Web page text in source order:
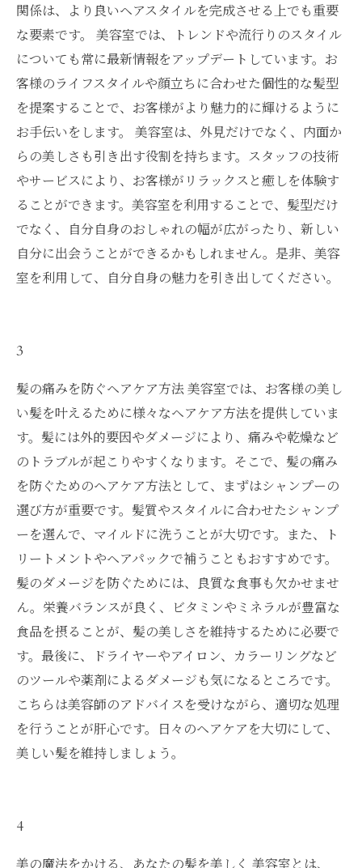
関係は、より良いヘアスタイルを完成させる上でも重要
な要素です。 美容室では、トレンドや流行りのスタイル
についても常に最新情報をアップデートしています。お
客様のライフスタイルや顔立ちに合わせた個性的な髪型
を提案することで、お客様がより魅力的に輝けるように
お手伝いをします。 美容室は、外見だけでなく、内面か
らの美しさも引き出す役割を持ちます。スタッフの技術
やサービスにより、お客様がリラックスと癒しを体験す
ることができます。美容室を利用することで、髪型だけ
でなく、自分自身のおしゃれの幅が広がったり、新しい
自分に出会うことができるかもしれません。是非、美容
室を利用して、自分自身の魅力を引き出してください。
3
髪の痛みを防ぐヘアケア方法 美容室では、お客様の美し
い髪を叶えるために様々なヘアケア方法を提供していま
す。髪には外的要因やダメージにより、痛みや乾燥など
のトラブルが起こりやすくなります。そこで、髪の痛み
を防ぐためのヘアケア方法として、まずはシャンプーの
選び方が重要です。髪質やスタイルに合わせたシャンプ
ーを選んで、マイルドに洗うことが大切です。また、ト
リートメントやヘアパックで補うこともおすすめです。
髪のダメージを防ぐためには、良質な食事も欠かせませ
ん。栄養バランスが良く、ビタミンやミネラルが豊富な
食品を摂ることが、髪の美しさを維持するために必要で
す。最後に、ドライヤーやアイロン、カラーリングなど
のツールや薬剤によるダメージも気になるところです。
こちらは美容師のアドバイスを受けながら、適切な処理
を行うことが肝心です。日々のヘアケアを大切にして、
美しい髪を維持しましょう。
4
美の魔法をかける、あなたの髪を美しく 美容室とは、